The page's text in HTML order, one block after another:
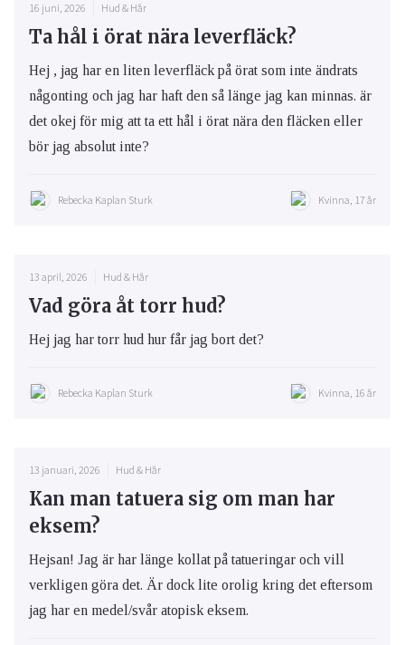
16 juni, 2026 Hud & Hår
Ta hål i örat nära leverfläck?
Hej , jag har en liten leverfläck på örat som inte ändrats
någonting och jag har haft den så länge jag kan minnas. är
det okej för mig att ta ett hål i örat nära den fläcken eller
bör jag absolut inte?
Rebecka Kaplan Sturk Kvinna, 17 år
13 april, 2026 Hud & Hår
Vad göra åt torr hud?
Hej jag har torr hud hur får jag bort det?
Rebecka Kaplan Sturk Kvinna, 16 år
13 januari, 2026 Hud & Hår
Kan man tatuera sig om man har
eksem?
Hejsan! Jag är har länge kollat på tatueringar och vill
verkligen göra det. Är dock lite orolig kring det eftersom
jag har en medel/svår atopisk eksem.